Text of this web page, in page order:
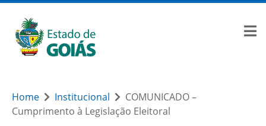
Home Institucional
COMUNICADO –
Cumprimento à Legislação Eleitoral